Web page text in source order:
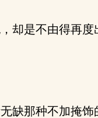
却是不由得再度
缺那种不加掩饰